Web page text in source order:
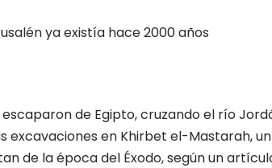
ya existía hace 2000 años
de Egipto, cruzando el río
en Khirbet el-Mastarah,
de la época del Éxodo, según un